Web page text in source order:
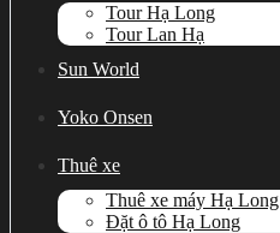
Tour Hạ Long
Tour Lan Hạ
Sun World
Yoko Onsen
Thuê xe
Thuê xe máy Hạ Long
Đặt ô tô Hạ Long